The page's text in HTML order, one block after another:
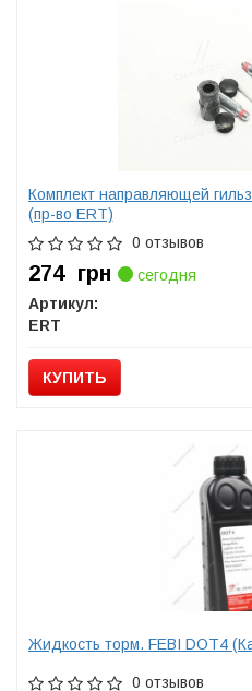
Комплект направляющей
(пр-во ERT)
0 отзывов
274 грн
сегодня
Артикул:
ERT
КУПИТЬ
Жидкость торм. FEBI DOT4
0 отзывов